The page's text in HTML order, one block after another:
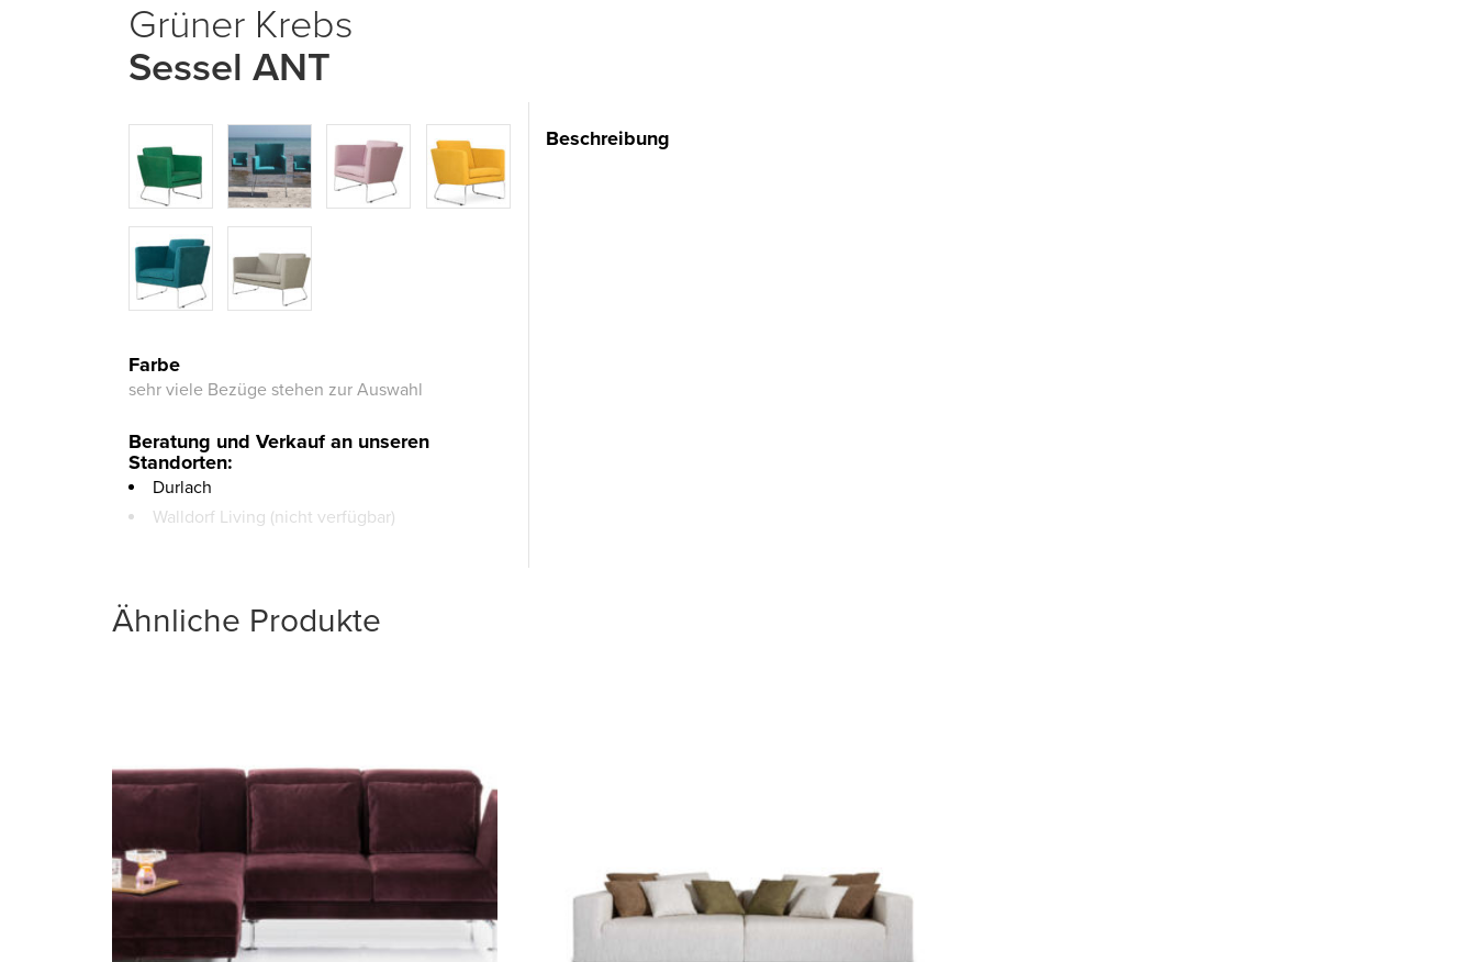
Grüner Krebs
Sessel ANT
Farbe
sehr viele Bezüge stehen zur Auswahl
Beratung und Verkauf an unseren
Standorten:
Verfügbar
an
Durlach
Nicht
unserem
Standort
Walldorf Living (nicht verfügbar)
Beschreibung
Ähnliche Produkte